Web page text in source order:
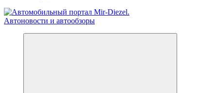
Справочник автомобилиста. Обзор новинок популярных